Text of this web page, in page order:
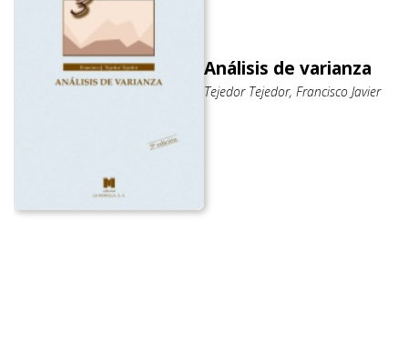
Análisis de varianza
Tejedor Tejedor, Francisco Javier